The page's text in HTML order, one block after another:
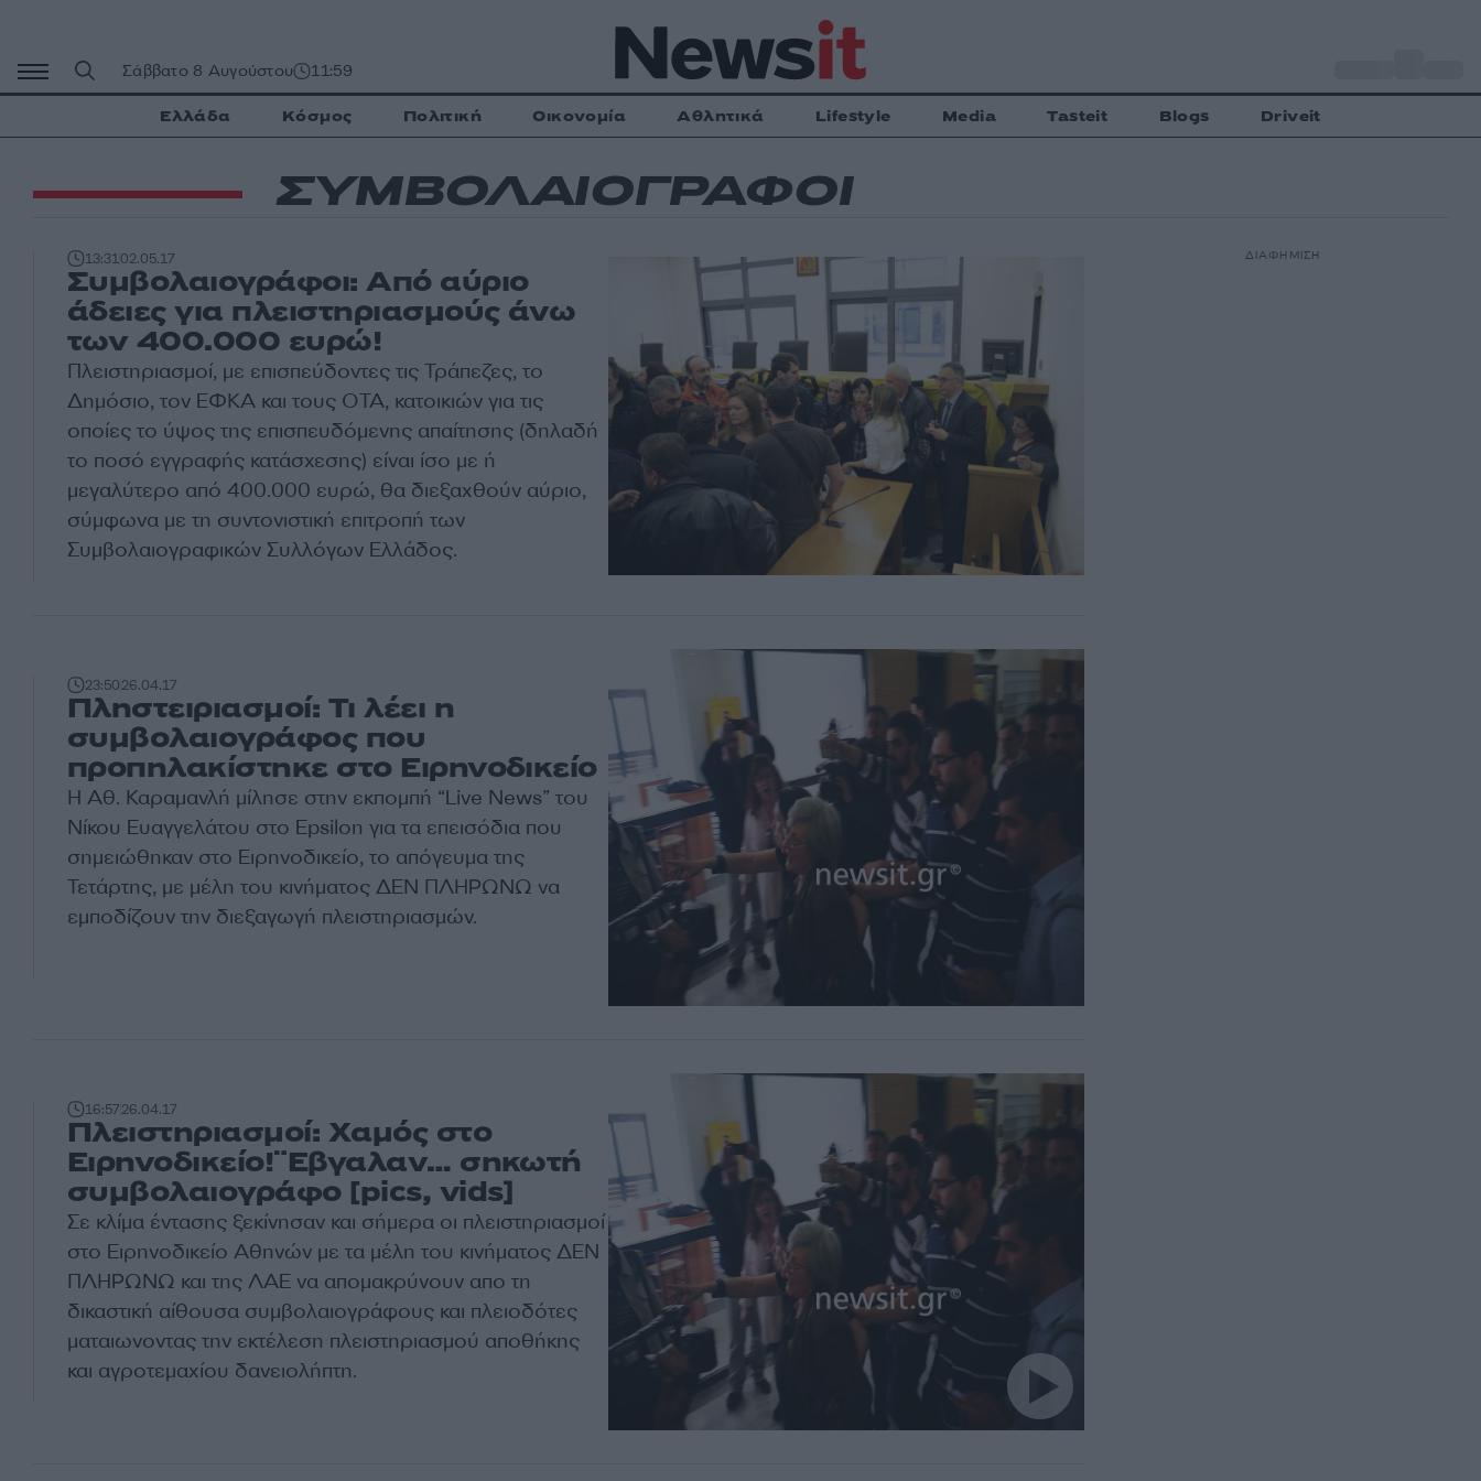
περιεχόμενο
Σάββατο 8 Αυγούστου 11:59
Ελλάδα Κόσμος Πολιτική Οικονομία Αθλητικά Lifestyle Media Tasteit Blogs Driveit
ΣΥΜΒΟΛΑΙΟΓΡΑΦΟΙ
13:3102.05.17
Συμβολαιογράφοι: Από αύριο
άδειες για πλειστηριασμούς άνω
των 400.000 ευρώ!
Πλειστηριασμοί, με επισπεύδοντες τις Τράπεζες, το
Δημόσιο, τον ΕΦΚΑ και τους ΟΤΑ, κατοικιών για τις
οποίες το ύψος της επισπευδόμενης απαίτησης (δηλαδή
το ποσό εγγραφής κατάσχεσης) είναι ίσο με ή
μεγαλύτερο από 400.000 ευρώ, θα διεξαχθούν αύριο,
σύμφωνα με τη συντονιστική επιτροπή των
Συμβολαιογραφικών Συλλόγων Ελλάδος.
23:5026.04.17
Πληστειριασμοί: Τι λέει η
συμβολαιογράφος που
προπηλακίστηκε στο Ειρηνοδικείο
Η Αθ. Καραμανλή μίλησε στην εκπομπή “Live News” του
Νίκου Ευαγγελάτου στο Epsilon για τα επεισόδια που
σημειώθηκαν στο Ειρηνοδικείο, το απόγευμα της
Τετάρτης, με μέλη του κινήματος ΔΕΝ ΠΛΗΡΩΝΩ να
εμποδίζουν την διεξαγωγή πλειστηριασμών.
16:5726.04.17
Πλειστηριασμοί: Χαμός στο
Ειρηνοδικείο!¨Εβγαλαν… σηκωτή
συμβολαιογράφο [pics, vids]
Σε κλίμα έντασης ξεκίνησαν και σήμερα οι πλειστηριασμοί
στο Ειρηνοδικείο Αθηνών με τα μέλη του κινήματος ΔΕΝ
ΠΛΗΡΩΝΩ και της ΛΑΕ να απομακρύνουν απο τη
δικαστική αίθουσα συμβολαιογράφους και πλειοδότες
ματαιωνοντας την εκτέλεση πλειστηριασμού αποθήκης
και αγροτεμαχίου δανειολήπτη.
ΔΙΑΦΗΜΙΣΗ